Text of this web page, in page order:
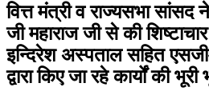
वित्त मंत्री व राज्यसभा सांसद
जी महाराज जी से की
इन्दिरेश अस्पताल सहित
द्वारा किए जा रहे कार्यों की